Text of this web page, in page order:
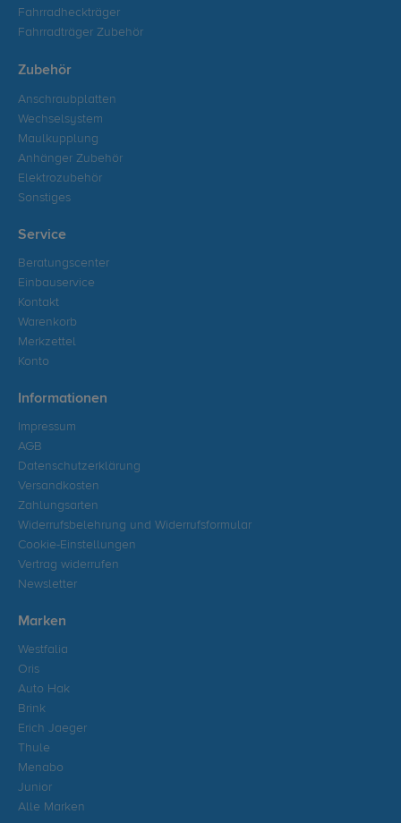
Fahrradheckträger
Fahrradträger Zubehör
Zubehör
Anschraubplatten
Wechselsystem
Maulkupplung
Anhänger Zubehör
Elektrozubehör
Sonstiges
Service
Beratungscenter
Einbauservice
Kontakt
Warenkorb
Merkzettel
Konto
Informationen
Impressum
AGB
Datenschutzerklärung
Versandkosten
Zahlungsarten
Widerrufsbelehrung und Widerrufsformular
Cookie-Einstellungen
Vertrag widerrufen
Newsletter
Marken
Westfalia
Oris
Auto Hak
Brink
Erich Jaeger
Thule
Menabo
Junior
Alle Marken